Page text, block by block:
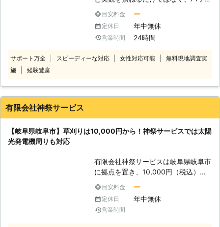
営業まですべておこなっているので草
刈りの料金もお安く済むうえ、プロの
技術で責任をもって草刈り作業に取り
掛からせていただきます。 また、草
刈りで大量に出る雑草の処理について
は、弊社で回収させていただくことも
できます。今後の雑草対策として除草
す。それぞれご希望の際は、お気軽に
ご相談ください。
があります。害虫は餌である雑草を求
めて出現するので、気付いたらお花や
庭木まで被害が発展し、それらを枯ら
し、虫が苦手な方や高齢で体力的に草
応！お客様のスケジュールに合わせま
庭の草刈りを今日中にお願いした
い！」などの急なスケジュールでもお
客様のご都合に合わせて対応可能で
す。 しかし、お客様の中には男性ス
タッフにご自宅を見られるのが恥ずか
しい方もいるのではないでしょうか。
目安料金 ー
定休日 年中無休
営業時間 24時間
サポート万全 スピーディーな対応 女性対応可能
無料現地調査実
施
経験豊富
有限会社神祭サービス
【岐阜県岐阜市】草刈りは10,000円から！神祭サービスでは太陽
光発電機周りも対応
有限会社神祭サービスは岐阜県岐阜市
に拠点を置き、10,000円（税込）か
には宅地の草をそのままにしている方
もいるでしょう。 「自分ではなかな
かやる気になれない」そんなお客様の
目安料金 ー
定休日 年中無休
営業時間